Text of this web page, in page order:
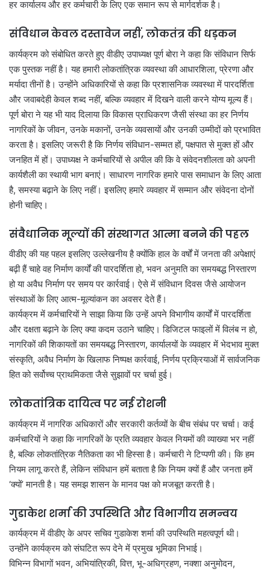
हर कार्यालय और हर कर्मचारी के लिए एक समान रूप से मार्गदर्शक है।
संविधान केवल दस्तावेज नहीं, लोकतंत्र की धड़कन
कार्यक्रम को संबोधित करते हुए वीडीए उपाध्यक्ष पूर्ण बोरा ने कहा कि संविधान सिर्फ
एक पुस्तक नहीं है। यह हमारी लोकतांत्रिक व्यवस्था की आधारशिला, प्रेरणा और
मर्यादा तीनों है। उन्होंने अधिकारियों से कहा कि प्रशासनिक व्यवस्था में पारदर्शिता
और जवाबदेही केवल शब्द नहीं, बल्कि व्यवहार में दिखने वाली करने योग्य मूल्य हैं।
पूर्ण बोरा ने यह भी याद दिलाया कि विकास प्राधिकरण जैसी संस्था का हर निर्णय
नागरिकों के जीवन, उनके मकानों, उनके व्यवसायों और उनकी उम्मीदों को प्रभावित
करता है। इसलिए जरूरी है कि निर्णय संविधान-सम्मत हों, पक्षपात से मुक्त हों और
जनहित में हों। उपाध्यक्ष ने कर्मचारियों से अपील की कि वे संवेदनशीलता को अपनी
कार्यशैली का स्थायी भाग बनाएं। साधारण नागरिक हमारे पास समाधान के लिए आता
है, समस्या बढ़ाने के लिए नहीं। इसलिए हमारे व्यवहार में सम्मान और संवेदना दोनों
होनी चाहिए।
संवैधानिक मूल्यों की संस्थागत आत्मा बनने की पहल
वीडीए की यह पहल इसलिए उल्लेखनीय है क्योंकि हाल के वर्षों में जनता की अपेक्षाएं
बढ़ी हैं चाहे वह निर्माण कार्यों की पारदर्शिता हो, भवन अनुमति का समयबद्ध निस्तारण
हो या अवैध निर्माण पर समय पर कार्रवाई। ऐसे में संविधान दिवस जैसे आयोजन
संस्थाओं के लिए आत्म-मूल्यांकन का अवसर देते हैं।
कार्यक्रम में कर्मचारियों ने साझा किया कि उन्हें अपने विभागीय कार्यों में पारदर्शिता
और दक्षता बढ़ाने के लिए क्या कदम उठाने चाहिए। डिजिटल फाइलों में विलंब न हो,
नागरिकों की शिकायतों का समयबद्ध निस्तारण, कार्यालयों के व्यवहार में भेदभाव मुक्त
संस्कृति, अवैध निर्माण के खिलाफ निष्पक्ष कार्रवाई, निर्णय प्रक्रियाओं में सार्वजनिक
हित को सर्वोच्च प्राथमिकता जैसे सुझावों पर चर्चा हुई।
लोकतांत्रिक दायित्व पर नई रोशनी
कार्यक्रम में नागरिक अधिकारों और सरकारी कर्तव्यों के बीच संबंध पर चर्चा। कई
कर्मचारियों ने कहा कि नागरिकों के प्रति व्यवहार केवल नियमों की व्याख्या भर नहीं
है, बल्कि लोकतांत्रिक नैतिकता का भी हिस्सा है। कर्मचारी ने टिप्पणी की। कि हम
नियम लागू करते हैं, लेकिन संविधान हमें बताता है कि नियम क्यों हैं और जनता हमें
‘क्यों’ मानती है। यह समझ शासन के मानव पक्ष को मजबूत करती है।
गुडाकेश शर्मा की उपस्थिति और विभागीय समन्वय
कार्यक्रम में वीडीए के अपर सचिव गुडाकेश शर्मा की उपस्थिति महत्वपूर्ण थी।
उन्होंने कार्यक्रम को संघटित रूप देने में प्रमुख भूमिका निभाई।
विभिन्न विभागों भवन, अभियांत्रिकी, वित्त, भू-अधिग्रहण, नक्शा अनुमोदन,